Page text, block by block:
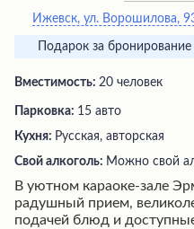
Ижевск, ул. Ворошилова,
Подарок за бронирование
Вместимость: 20 человек
Парковка: 15 авто
Кухня: Русская, авторская
Свой алкоголь: Можно свой
В уютном караоке-зале
радушный прием,
подачей блюд и